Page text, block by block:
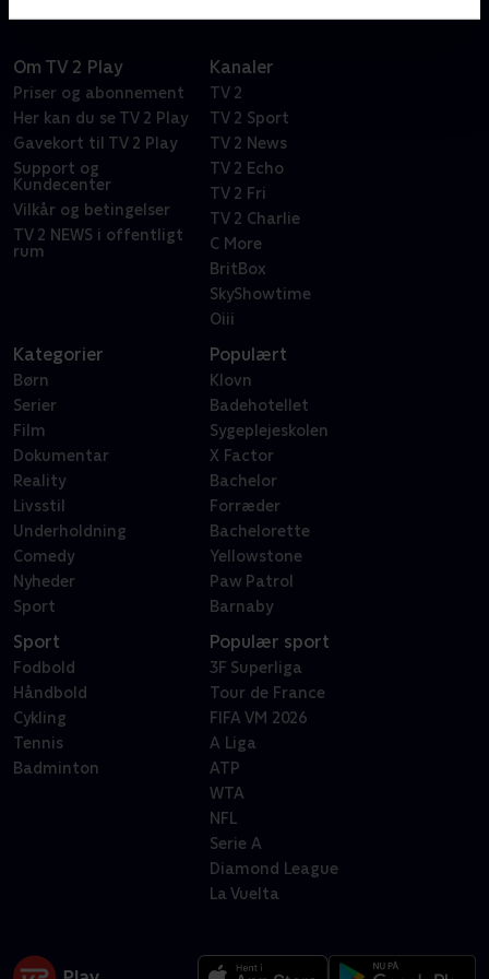
Om TV 2 Play
Priser og abonnement
Her kan du se TV 2 Play
Gavekort til TV 2 Play
Support og
Kundecenter
Vilkår og betingelser
TV 2 NEWS i offentligt
rum
Kanaler
TV 2
TV 2 Sport
TV 2 News
TV 2 Echo
TV 2 Fri
TV 2 Charlie
C More
BritBox
SkyShowtime
Oiii
Kategorier
Børn
Serier
Film
Dokumentar
Reality
Livsstil
Underholdning
Comedy
Nyheder
Sport
Populært
Klovn
Badehotellet
Sygeplejeskolen
X Factor
Bachelor
Forræder
Bachelorette
Yellowstone
Paw Patrol
Barnaby
Sport
Fodbold
Håndbold
Cykling
Tennis
Badminton
Populær sport
3F Superliga
Tour de France
FIFA VM 2026
A Liga
ATP
WTA
NFL
Serie A
Diamond League
La Vuelta